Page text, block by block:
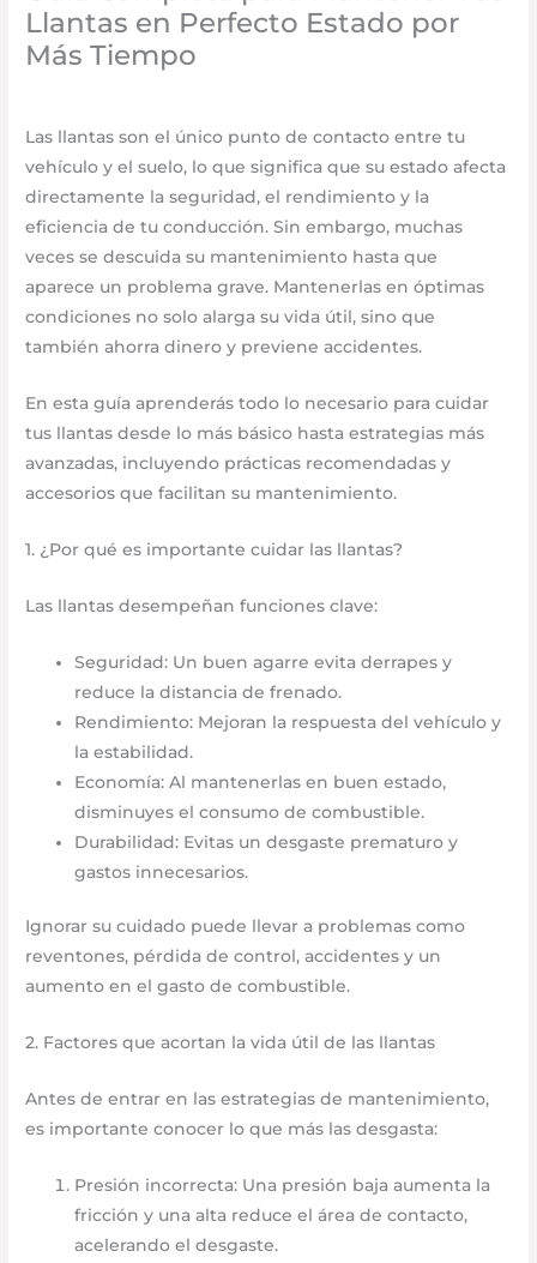
Llantas en Perfecto Estado por
Más Tiempo
Las llantas son el único punto de contacto entre tu
vehículo y el suelo, lo que significa que su estado afecta
directamente la seguridad, el rendimiento y la
eficiencia de tu conducción. Sin embargo, muchas
veces se descuida su mantenimiento hasta que
aparece un problema grave. Mantenerlas en óptimas
condiciones no solo alarga su vida útil, sino que
también ahorra dinero y previene accidentes.
En esta guía aprenderás todo lo necesario para cuidar
tus llantas desde lo más básico hasta estrategias más
avanzadas, incluyendo prácticas recomendadas y
accesorios que facilitan su mantenimiento.
1. ¿Por qué es importante cuidar las llantas?
Las llantas desempeñan funciones clave:
Seguridad: Un buen agarre evita derrapes y
reduce la distancia de frenado.
Rendimiento: Mejoran la respuesta del vehículo y
la estabilidad.
Economía: Al mantenerlas en buen estado,
disminuyes el consumo de combustible.
Durabilidad: Evitas un desgaste prematuro y
gastos innecesarios.
Ignorar su cuidado puede llevar a problemas como
reventones, pérdida de control, accidentes y un
aumento en el gasto de combustible.
2. Factores que acortan la vida útil de las llantas
Antes de entrar en las estrategias de mantenimiento,
es importante conocer lo que más las desgasta:
Presión incorrecta: Una presión baja aumenta la
fricción y una alta reduce el área de contacto,
acelerando el desgaste.